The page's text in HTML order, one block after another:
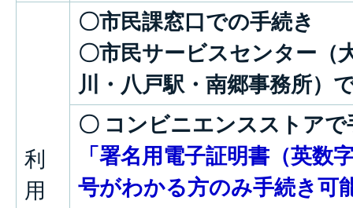
利
用
〇市民課窓口での手続き
〇市民サービスセンター（
川・八戸駅・南郷事務所）
〇 コンビニエンスストアで
「署名用電子証明書（英数
号がわかる方のみ手続き可